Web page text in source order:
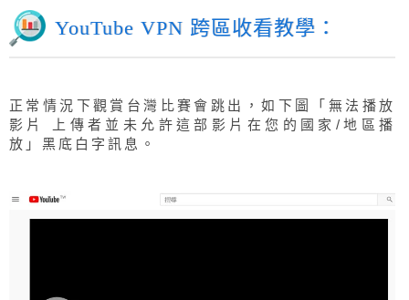
YouTube VPN 跨區收看教學：
正常情況下觀賞台灣比賽會跳出，如下圖「無法播放
影片 上傳者並未允許這部影片在您的國家/地區播
放」黑底白字訊息。